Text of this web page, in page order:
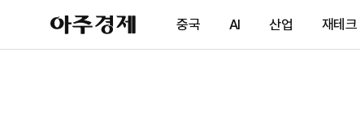
아
주
제
중국 AI 산업 재테크